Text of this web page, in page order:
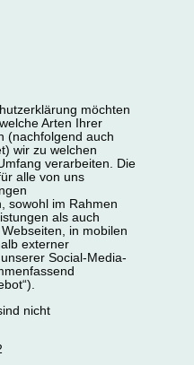
möchten
Arten Ihrer
(nachfolgend auch
wir zu welchen
verarbeiten. Die
alle von uns
sowohl im Rahmen
als auch
in mobilen
externer
Social-Media-
nicht